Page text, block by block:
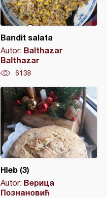
Bandit salata
Autor: Balthazar
Balthazar
6138
Hleb (3)
Autor: Верица
Познановић